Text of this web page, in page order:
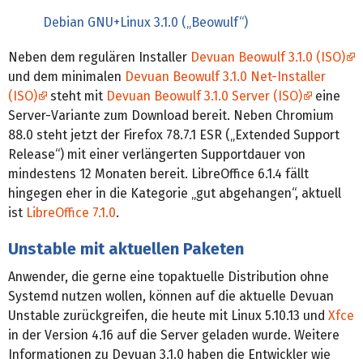
Debian GNU+Linux 3.1.0 („Beowulf“)
Neben dem regulären Installer Devuan Beowulf 3.1.0 (ISO)
und dem minimalen Devuan Beowulf 3.1.0 Net-Installer
(ISO)
steht mit Devuan Beowulf 3.1.0 Server (ISO)
eine
Server-Variante zum Download bereit. Neben Chromium
88.0 steht jetzt der Firefox 78.7.1 ESR („Extended Support
Release“) mit einer verlängerten Supportdauer von
mindestens 12 Monaten bereit. LibreOffice 6.1.4 fällt
hingegen eher in die Kategorie „gut abgehangen“, aktuell
ist LibreOffice 7.1.0.
Unstable mit aktuellen Paketen
Anwender, die gerne eine topaktuelle Distribution ohne
Systemd nutzen wollen, können auf die aktuelle Devuan
Unstable zurückgreifen, die heute mit Linux 5.10.13 und Xfce
in der Version 4.16 auf die Server geladen wurde. Weitere
Informationen zu Devuan 3.1.0 haben die Entwickler wie